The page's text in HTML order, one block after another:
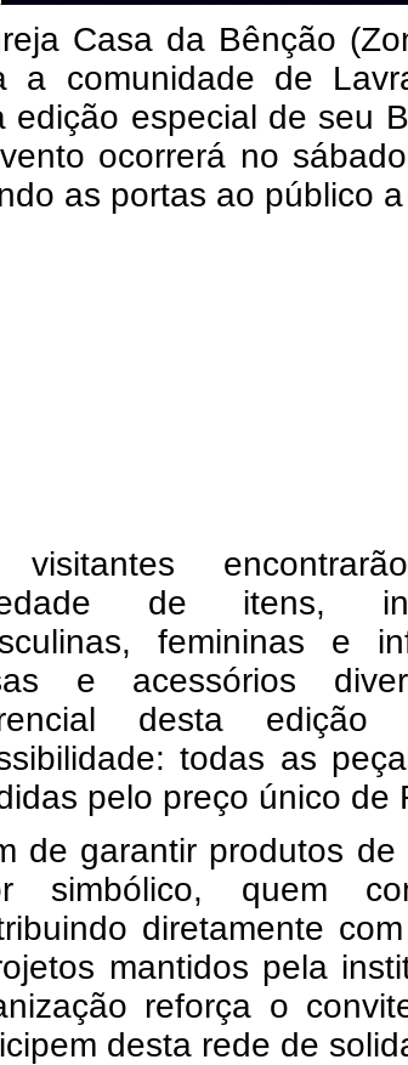
Casa da Bênção
a comunidade de
edição especial de seu
ocorrerá no
as portas ao público
visitantes
de itens,
femininas e
e acessórios
desta
todas as
pelo preço único de
de garantir produtos
simbólico, quem
diretamente
mantidos pela
reforça o
desta rede de